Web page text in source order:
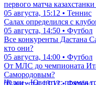
первого матча
05 августа, 15:12 • Теннис
Салах определился с
05 августа, 14:50 • Футбол
Все конкуренты Дастана
кто они?
05 августа, 14:00 • Футбол
От МЛС до чемпионата
Самородовым?
Челси - Ювентус: прямая